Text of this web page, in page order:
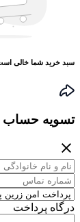
سبد خرید شما خالی
تسویه حساب
درگاه پرداخت